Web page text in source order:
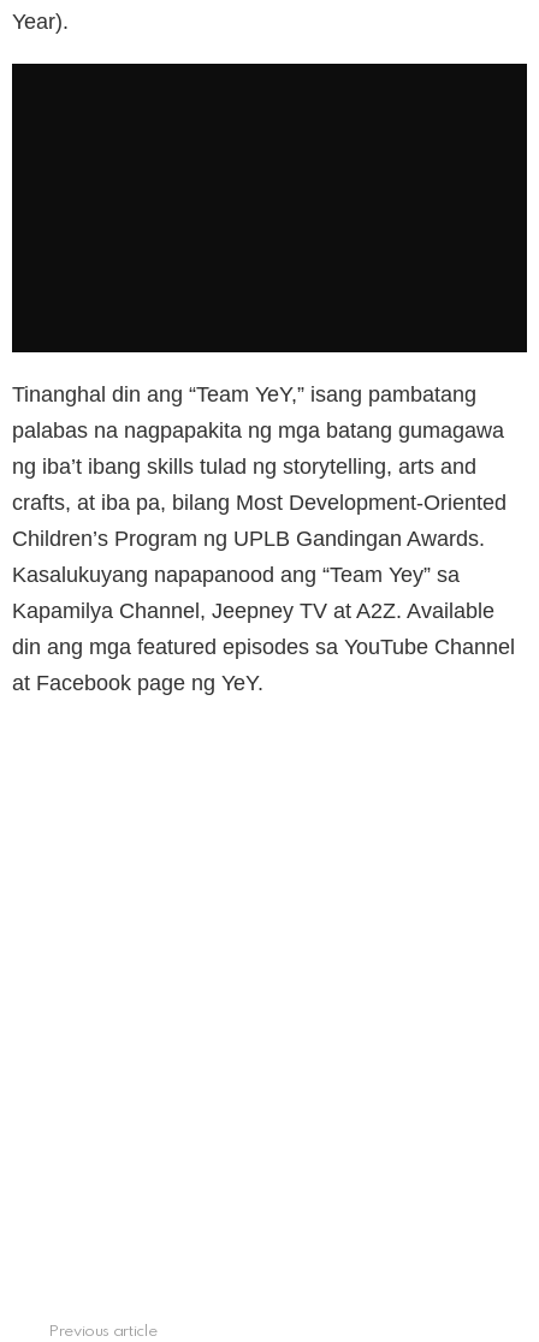
Year).
Tinanghal din ang “Team YeY,” isang pambatang
palabas na nagpapakita ng mga batang gumagawa
ng iba’t ibang skills tulad ng storytelling, arts and
crafts, at iba pa, bilang Most Development-Oriented
Children’s Program ng UPLB Gandingan Awards.
Kasalukuyang napapanood ang “Team Yey” sa
Kapamilya Channel, Jeepney TV at A2Z. Available
din ang mga featured episodes sa YouTube Channel
at Facebook page ng YeY.
Previous article